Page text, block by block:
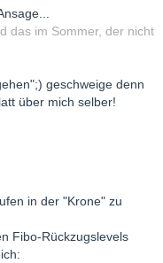
das im Sommer, der nicht
geschweige denn
über mich selber!
in der "Krone" zu
Fibo-Rückzugslevels